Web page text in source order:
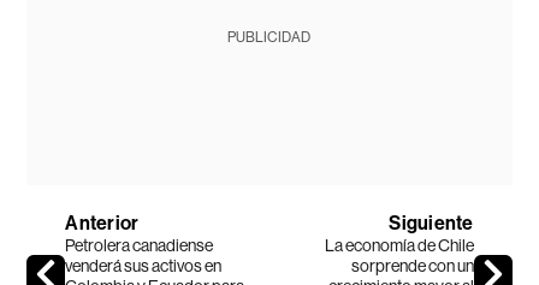
PUBLICIDAD
Anterior
Petrolera canadiense
venderá sus activos en
Siguiente
La economía de Chile
sorprende con un